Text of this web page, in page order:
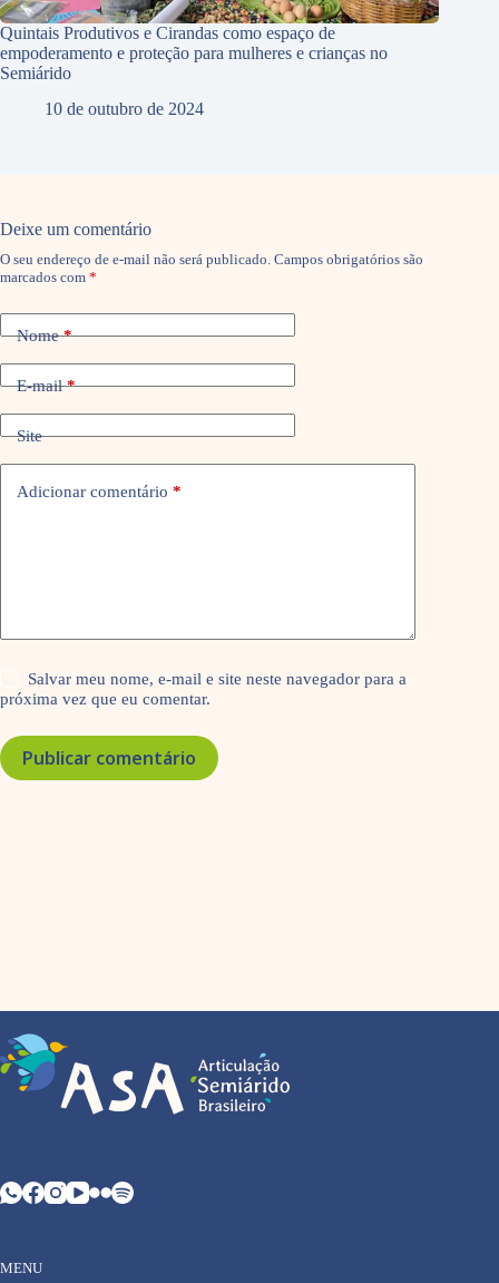
Quintais Produtivos e Cirandas como espaço de
empoderamento e proteção para mulheres e crianças no
Semiárido
10 de outubro de 2024
Deixe um comentário
O seu endereço de e-mail não será publicado. Campos obrigatórios são
marcados com *
Nome*
E-mail*
Site
Adicionar comentário *
Salvar meu nome, e-mail e site neste navegador para a
próxima vez que eu comentar.
Publicar comentário
MENU